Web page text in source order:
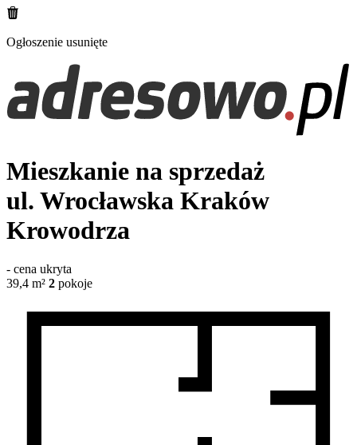
Ogłoszenie usunięte
Mieszkanie na sprzedaż
ul. Wrocławska Kraków
Krowodrza
- cena ukryta
39,4 m² 2 pokoje